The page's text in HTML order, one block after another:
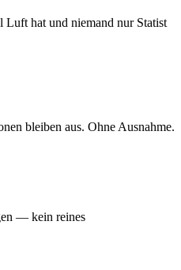
Luft hat und niemand nur Statist
bleiben aus. Ohne Ausnahme.
— kein reines